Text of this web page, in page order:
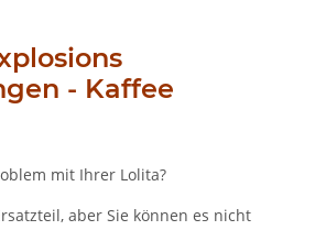
- Kaffee
mit Ihrer Lolita?
aber Sie können es nicht